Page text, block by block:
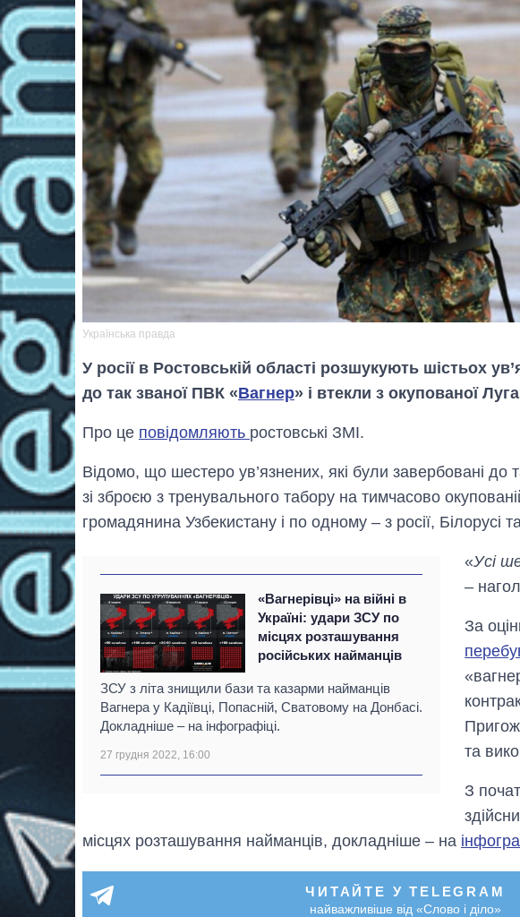
Українська правда
У росії в Ростовській області розшукують шістьох
до так званої ПВК «Вагнер» і втекли з окупованої
Про це повідомляють ростовські ЗМІ.
Відомо, що шестеро ув’язнених, які були завербовані до
зі зброєю з тренувального табору на тимчасово
громадянина Узбекистану і по одному – з росії, Білорусі та
«Вагнерівці» на війні в
Україні: удари ЗСУ по
місцях розташування
російських найманців
ЗСУ з літа знищили бази та казарми найманців
Вагнера у Кадіївці, Попасній, Сватовому на Донбасі.
Докладніше – на інфографіці.
27 грудня 2022, 16:00
«Усі
–
За
та
З
місцях розташування найманців, докладніше – на
ЧИТАЙТЕ У TELEGRAM
найважливіше від «Слово і діло»